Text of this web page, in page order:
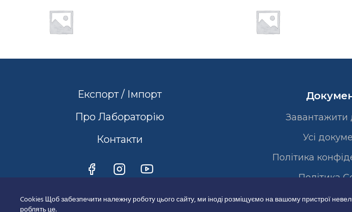
Експорт / Імпорт
Про Лабораторію
Контакти
Завантажити
Усі
Політика
Полiтика
Cookies Щоб забезпечити належну роботу цього сайту, ми іноді розміщуємо на вашому пристрої